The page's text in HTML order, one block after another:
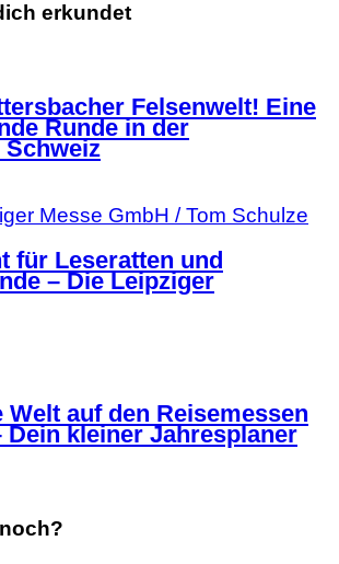
erkundet
Felsenwelt! Eine
Runde in der
für Leseratten und
– Die Leipziger
Welt auf den Reisemessen
Dein kleiner Jahresplaner